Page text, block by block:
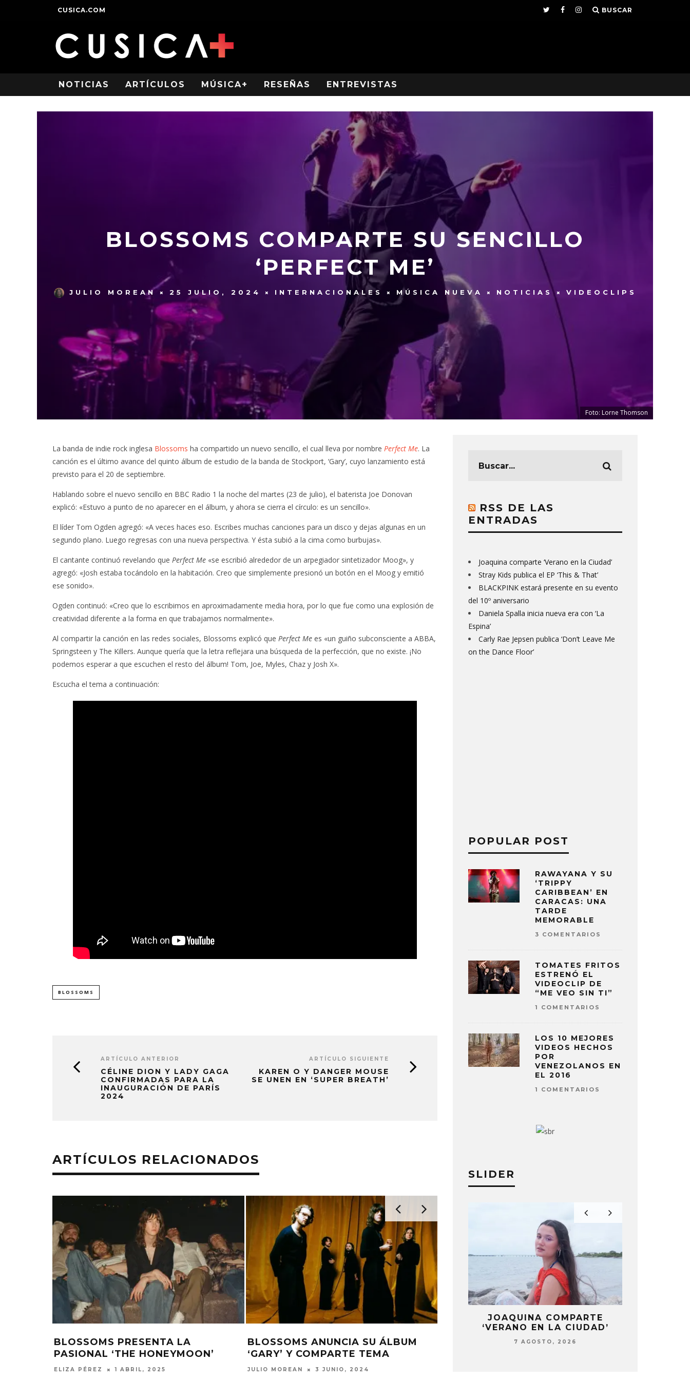
CUSICA.COM BUSCAR
NOTICIAS ARTÍCULOS MÚSICA+ RESEÑAS ENTREVISTAS
BLOSSOMS COMPARTE SU SENCILLO
‘PERFECT ME’
JULIO MOREAN 25 JULIO, 2024 INTERNACIONALES MÚSICA NUEVA NOTICIAS VIDEOCLIPS
Foto: Lorne Thomson
La banda de indie rock inglesa Blossoms ha compartido un nuevo sencillo, el cual lleva por nombre Perfect Me. La
canción es el último avance del quinto álbum de estudio de la banda de Stockport, ‘Gary’, cuyo lanzamiento está
previsto para el 20 de septiembre.
Hablando sobre el nuevo sencillo en BBC Radio 1 la noche del martes (23 de julio), el baterista Joe Donovan
explicó: «Estuvo a punto de no aparecer en el álbum, y ahora se cierra el círculo: es un sencillo».
El líder Tom Ogden agregó: «A veces haces eso. Escribes muchas canciones para un disco y dejas algunas en un
segundo plano. Luego regresas con una nueva perspectiva. Y ésta subió a la cima como burbujas».
El cantante continuó revelando que Perfect Me «se escribió alrededor de un arpegiador sintetizador Moog», y
agregó: «Josh estaba tocándolo en la habitación. Creo que simplemente presionó un botón en el Moog y emitió
ese sonido».
Ogden continuó: «Creo que lo escribimos en aproximadamente media hora, por lo que fue como una explosión de
creatividad diferente a la forma en que trabajamos normalmente».
Al compartir la canción en las redes sociales, Blossoms explicó que Perfect Me es «un guiño subconsciente a ABBA,
Springsteen y The Killers. Aunque quería que la letra reflejara una búsqueda de la perfección, que no existe. ¡No
podemos esperar a que escuchen el resto del álbum! Tom, Joe, Myles, Chaz y Josh X».
Escucha el tema a continuación:
BLOSSOMS
ARTÍCULO ANTERIOR
CÉLINE DION Y LADY GAGA
CONFIRMADAS PARA LA
INAUGURACIÓN DE PARÍS
2024
ARTÍCULO SIGUIENTE
KAREN O Y DANGER MOUSE
SE UNEN EN ‘SUPER BREATH’
ARTÍCULOS RELACIONADOS
BLOSSOMS PRESENTA LA
PASIONAL ‘THE HONEYMOON’
ELIZA PÉREZ 1 ABRIL, 2025
BLOSSOMS ANUNCIA SU ÁLBUM
‘GARY’ Y COMPARTE TEMA
JULIO MOREAN 3 JUNIO, 2024
BLOSSOMS COMPARTE EL TEMA
RSS DE LAS
ENTRADAS
Joaquina comparte ‘Verano en la Ciudad’
Stray Kids publica el EP ‘This & That’
BLACKPINK estará presente en su evento
del 10º aniversario
Daniela Spalla inicia nueva era con ‘La
Espina’
Carly Rae Jepsen publica ‘Don’t Leave Me
on the Dance Floor’
POPULAR POST
RAWAYANA Y SU
‘TRIPPY
CARIBBEAN’ EN
CARACAS: UNA
TARDE
MEMORABLE
3 COMENTARIOS
TOMATES FRITOS
ESTRENÓ EL
VIDEOCLIP DE
“ME VEO SIN TI”
1 COMENTARIOS
LOS 10 MEJORES
VIDEOS HECHOS
POR
VENEZOLANOS EN
EL 2016
1 COMENTARIOS
SLIDER
MONET IN BLUE EXPLORA LA
CON ‘ALONSO’
7 AGOSTO, 2026
JOAQUINA COMPARTE
‘VERANO EN LA CIUDAD’
7 AGOSTO, 2026